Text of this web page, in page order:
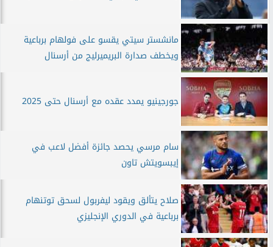
مانشستر سيتي يقسو على فولهام برباعية
ويخطف صدارة البريميرليج من أرسنال
جورجينيو يمدد عقده مع أرسنال حتى 2025
سام مرسي يحصد جائزة أفضل لاعب في
إيبسويتش تاون
صلاح يتألق ويقود ليفربول لسحق توتنهام
برباعية في الدوري الإنجليزي